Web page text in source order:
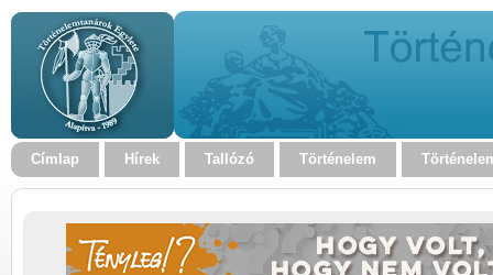
Címlap Hírek Tallózó Történelem